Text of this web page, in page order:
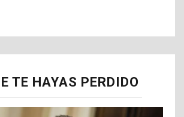
TE HAYAS PERDIDO